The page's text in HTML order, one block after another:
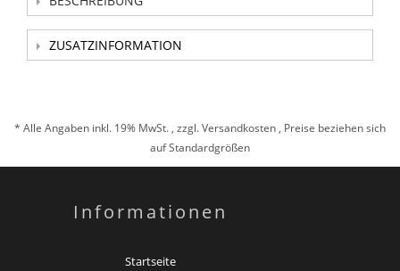
ZUSATZINFORMATION
* Alle Angaben inkl. 19% MwSt. , zzgl.Versandkosten , Preise beziehen sich
auf Standardgrößen
Informationen
Startseite